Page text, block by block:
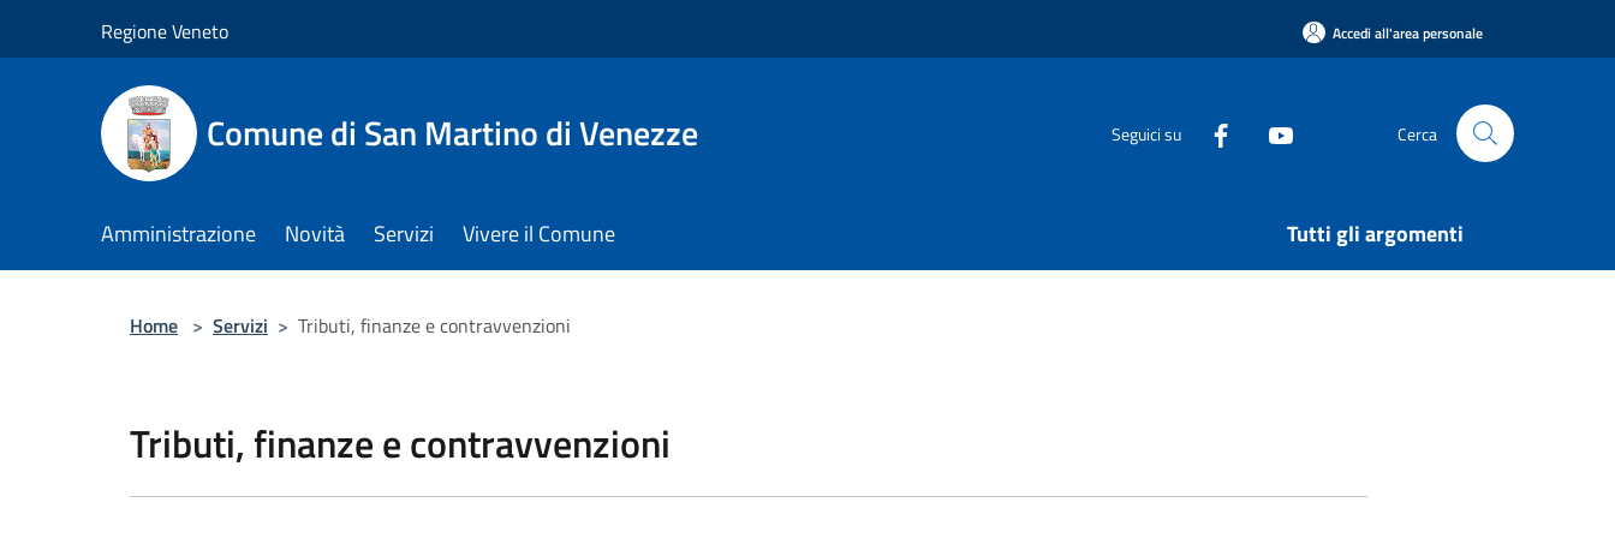
Regione Veneto Accedi all'area personale
Comune di San Martino di Venezze Seguici su Cerca
Amministrazione Novità Servizi Vivere il Comune Tutti gli argomenti
Home > Servizi > Tributi, finanze e contravvenzioni
Tributi, finanze e contravvenzioni